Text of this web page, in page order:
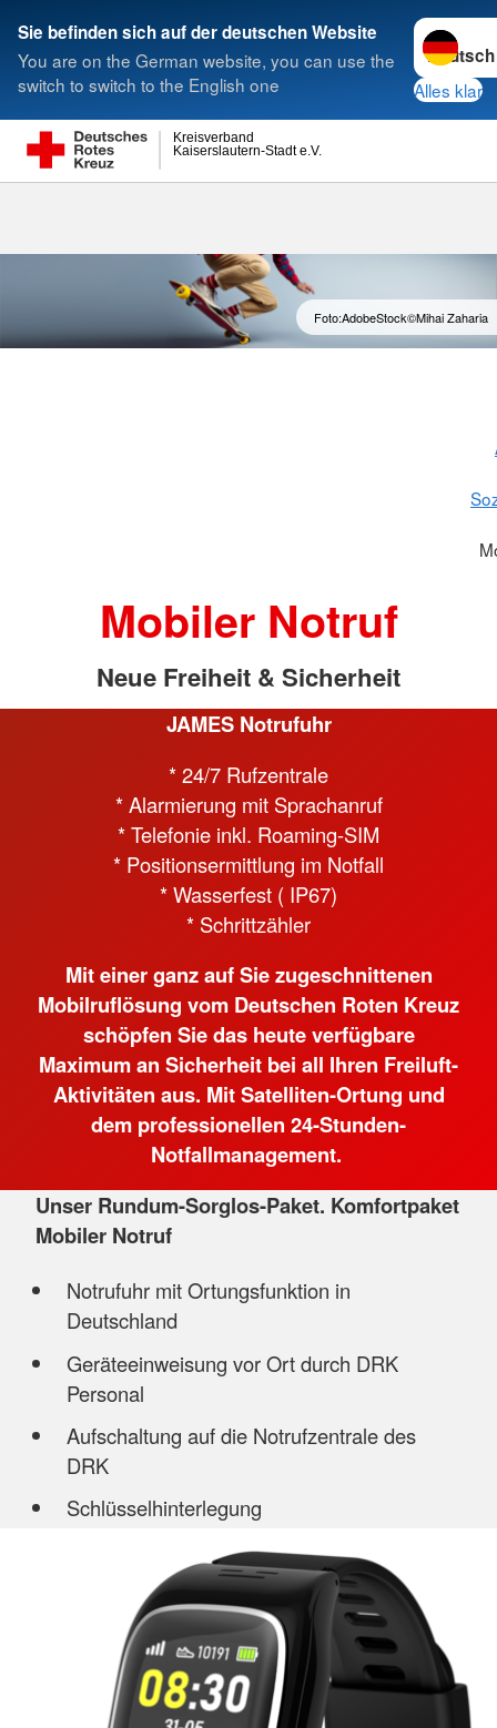
Sie befinden sich auf der deutschen Website
You are on the German website, you can use the
switch to switch to the English one
Sprache
Alles klar
Kaiserslautern-Stadt e.V.
Kreisverband
Suche
Foto:AdobeStock©Mihai Zaharia
Mobiler Notruf
Neue Freiheit & Sicherheit
JAMES Notrufuhr
* 24/7 Rufzentrale
* Alarmierung mit Sprachanruf
* Telefonie inkl. Roaming-SIM
* Positionsermittlung im Notfall
* Wasserfest ( IP67)
* Schrittzähler
Mit einer ganz auf Sie zugeschnittenen
Mobilruflösung vom Deutschen Roten Kreuz
schöpfen Sie das heute verfügbare
Maximum an Sicherheit bei all Ihren Freiluft-
Aktivitäten aus. Mit Satelliten-Ortung und
dem professionellen 24-Stunden-
Notfallmanagement.
Unser Rundum-Sorglos-Paket. Komfortpaket
Mobiler Notruf
Notrufuhr mit Ortungsfunktion in
Deutschland
Geräteeinweisung vor Ort durch DRK
Personal
Aufschaltung auf die Notrufzentrale des
DRK
Schlüsselhinterlegung